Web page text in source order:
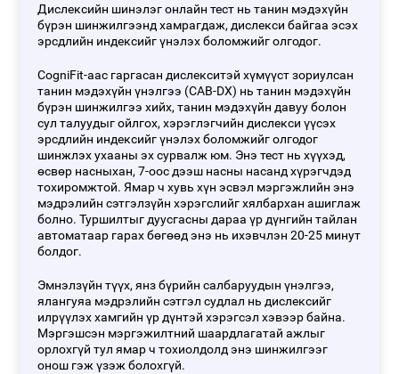
Дислексийн шинэлэг онлайн тест нь танин мэдэхүйн
бүрэн шинжилгээнд хамрагдаж, дислекси байгаа эсэх
эрсдлийн индексийг үнэлэх боломжийг олгодог.
CogniFit-аас гаргасан дислекситэй хүмүүст зориулсан
танин мэдэхүйн үнэлгээ (CAB-DX) нь танин мэдэхүйн
бүрэн шинжилгээ хийх, танин мэдэхүйн давуу болон
сул талуудыг ойлгох, хэрэглэгчийн дислекси үүсэх
эрсдлийн индексийг үнэлэх боломжийг олгодог
шинжлэх ухааны эх сурвалж юм. Энэ тест нь хүүхэд,
өсвөр насныхан, 7-оос дээш насны насанд хүрэгчдэд
тохиромжтой. Ямар ч хувь хүн эсвэл мэргэжлийн энэ
мэдрэлийн сэтгэлзүйн хэрэгслийг хялбархан ашиглаж
болно. Туршилтыг дуусгасны дараа үр дүнгийн тайлан
автоматаар гарах бөгөөд энэ нь ихэвчлэн 20-25 минут
болдог.
Эмнэлзүйн түүх, янз бүрийн салбаруудын үнэлгээ,
ялангуяа мэдрэлийн сэтгэл судлал нь дислексийг
илрүүлэх хамгийн үр дүнтэй хэрэгсэл хэвээр байна.
Мэргэшсэн мэргэжилтний шаардлагатай ажлыг
орлохгүй тул ямар ч тохиолдолд энэ шинжилгээг
онош гэж үзэж болохгүй.